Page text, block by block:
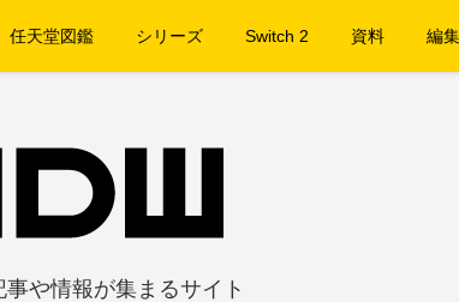
任天堂図鑑 シリーズ Switch 2 資料 編
や情報が集まるサイト